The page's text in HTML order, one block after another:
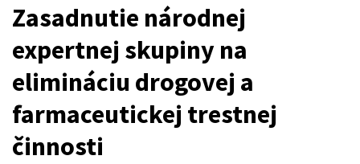
Zasadnutie národnej
expertnej skupiny na
elimináciu drogovej a
farmaceutickej trestnej
činnosti